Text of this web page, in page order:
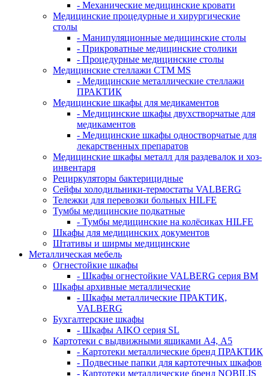
- Механические медицинские кровати
Медицинские процедурные и хирургические
столы
- Манипуляционные медицинские столы
- Прикроватные медицинские столики
- Процедурные медицинские столы
Медицинские стеллажи CTM MS
- Медицинские металлические стеллажи
ПРАКТИК
Медицинские шкафы для медикаментов
- Медицинские шкафы двухстворчатые для
медикаментов
- Медицинские шкафы одностворчатые для
лекарственных препаратов
Медицинские шкафы металл для раздевалок и хоз-
инвентаря
Рециркуляторы бактерицидные
Сейфы холодильники-термостаты VALBERG
Тележки для перевозки больных HILFE
Тумбы медицинские подкатные
- Тумбы медицинские на колёсиках HILFE
Шкафы для медицинских документов
Штативы и ширмы медицинские
Металлическая мебель
Огнестойкие шкафы
- Шкафы огнестойкие VALBERG серия BM
Шкафы архивные металлические
- Шкафы металлические ПРАКТИК,
VALBERG
Бухгалтерские шкафы
- Шкафы AIKO серия SL
Картотеки с выдвижными ящиками А4, А5
- Картотеки металлические бренд ПРАКТИК
- Подвесные папки для картотечных шкафов
- Картотеки металлические бренд NOBILIS